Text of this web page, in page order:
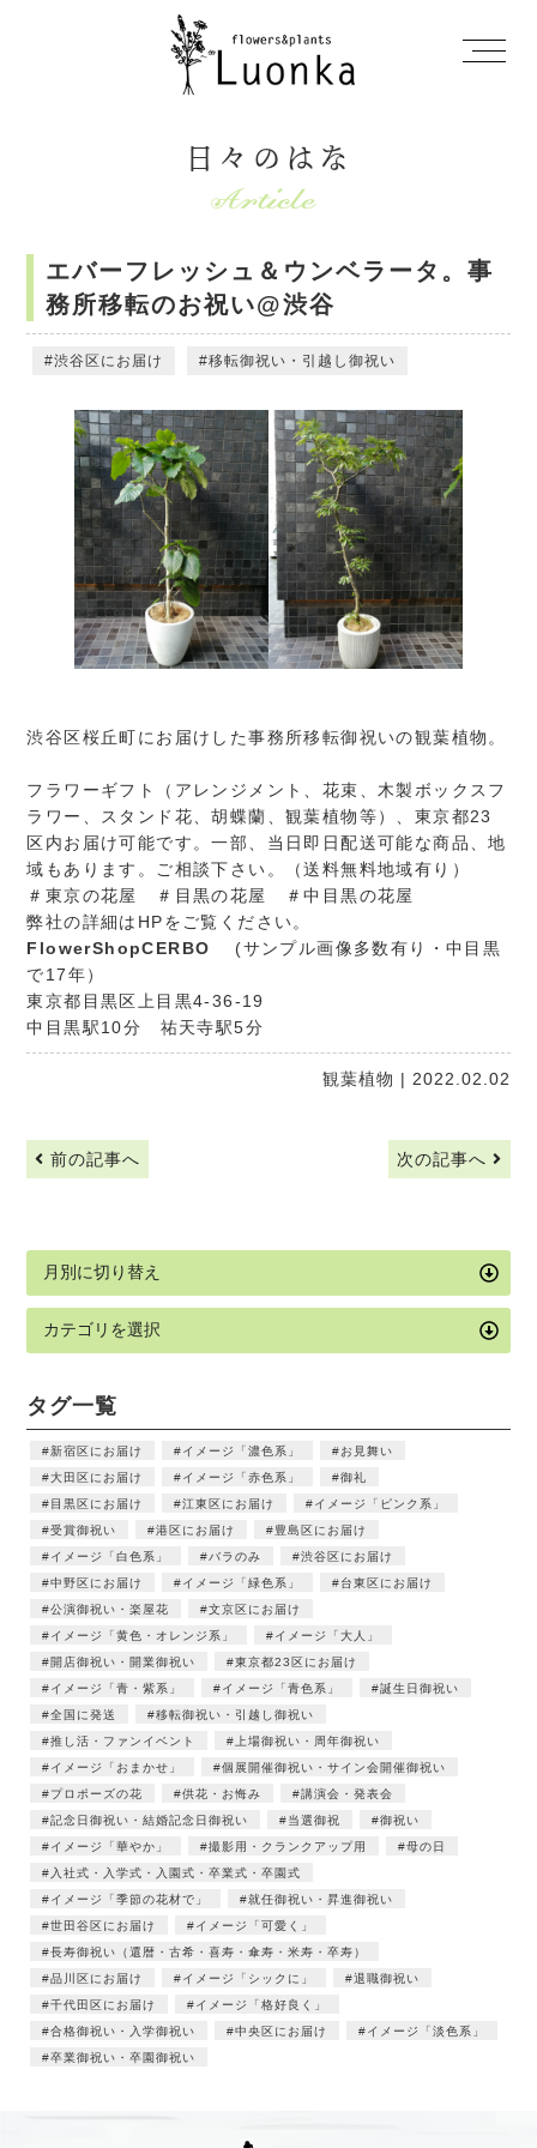
日々のはな
エバーフレッシュ＆ウンベラータ。事
務所移転のお祝い@渋谷
渋谷区にお届け 移転御祝い・引越し御祝い
渋谷区桜丘町にお届けした事務所移転御祝いの観葉植物。
フラワーギフト（アレンジメント、花束、木製ボックスフ
ラワー、スタンド花、胡蝶蘭、観葉植物等）、東京都23
区内お届け可能です。一部、当日即日配送可能な商品、地
域もあります。ご相談下さい。（送料無料地域有り）
＃東京の花屋 ＃目黒の花屋 ＃中目黒の花屋
弊社の詳細はHPをご覧ください。
FlowerShopCERBO
(サンプル画像多数有り・中目黒
で17年）
東京都目黒区上目黒4-36-19
中目黒駅10分 祐天寺駅5分
観葉植物 | 2022.02.02
前の記事へ 次の記事へ
タグ一覧
新宿区にお届け イメージ「濃色系」
お見舞い
大田区にお届け
イメージ「赤色系」
御礼
目黒区にお届け
江東区にお届け
イメージ「ピンク系」
受賞御祝い
港区にお届け
豊島区にお届け
イメージ「白色系」
バラのみ
渋谷区にお届け
中野区にお届け
イメージ「緑色系」
台東区にお届け
公演御祝い・楽屋花
文京区にお届け
イメージ「黄色・オレンジ系」
イメージ「大人」
開店御祝い・開業御祝い
東京都23区にお届け
イメージ「青・紫系」
イメージ「青色系」
誕生日御祝い
全国に発送
移転御祝い・引越し御祝い
推し活・ファンイベント
上場御祝い・周年御祝い
イメージ「おまかせ」
個展開催御祝い・サイン会開催御祝い
プロポーズの花
供花・お悔み
講演会・発表会
記念日御祝い・結婚記念日御祝い
当選御祝
御祝い
イメージ「華やか」
撮影用・クランクアップ用
母の日
入社式・入学式・入園式・卒業式・卒園式
イメージ「季節の花材で」
就任御祝い・昇進御祝い
世田谷区にお届け
イメージ「可愛く」
長寿御祝い（還暦・古希・喜寿・傘寿・米寿・卒寿）
品川区にお届け
イメージ「シックに」
退職御祝い
千代田区にお届け
イメージ「格好良く」
合格御祝い・入学御祝い
中央区にお届け
イメージ「淡色系」
卒業御祝い・卒園御祝い